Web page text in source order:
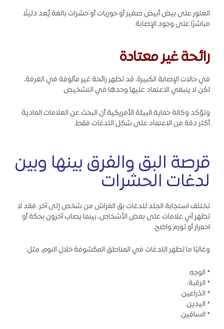
العثور على بيض أبيض صغير أو حوريات أو حشرات بالغة يُعد دليلًا
مباشرًا على وجود الإصابة.
رائحة غير معتادة
في حالات الإصابة الكبيرة، قد تظهر رائحة غير مألوفة في الغرفة،
لكن لا ينبغي الاعتماد عليها وحدها في التشخيص.
وتؤكد وكالة حماية البيئة الأمريكية أن البحث عن العلامات المادية
أكثر دقة من الاعتماد على شكل اللدغات فقط.
قرصة البق والفرق بينها وبين
لدغات الحشرات
تختلف استجابة الجلد للدغات بق الفراش من شخص إلى آخر. فقد لا
تظهر أي علامات على بعض الأشخاص، بينما يصاب آخرون بحكة أو
احمرار أو تورم واضح.
وغالبًا ما تظهر اللدغات في المناطق المكشوفة خلال النوم، مثل:
* الوجه.
* الرقبة.
* الذراعين.
* اليدين.
* الساقين.